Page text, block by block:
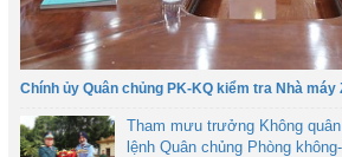
Chính ủy Quân chủng PK-KQ kiểm tra Nhà máy
Tham mưu trưởng Không
lệnh Quân chủng Phòng